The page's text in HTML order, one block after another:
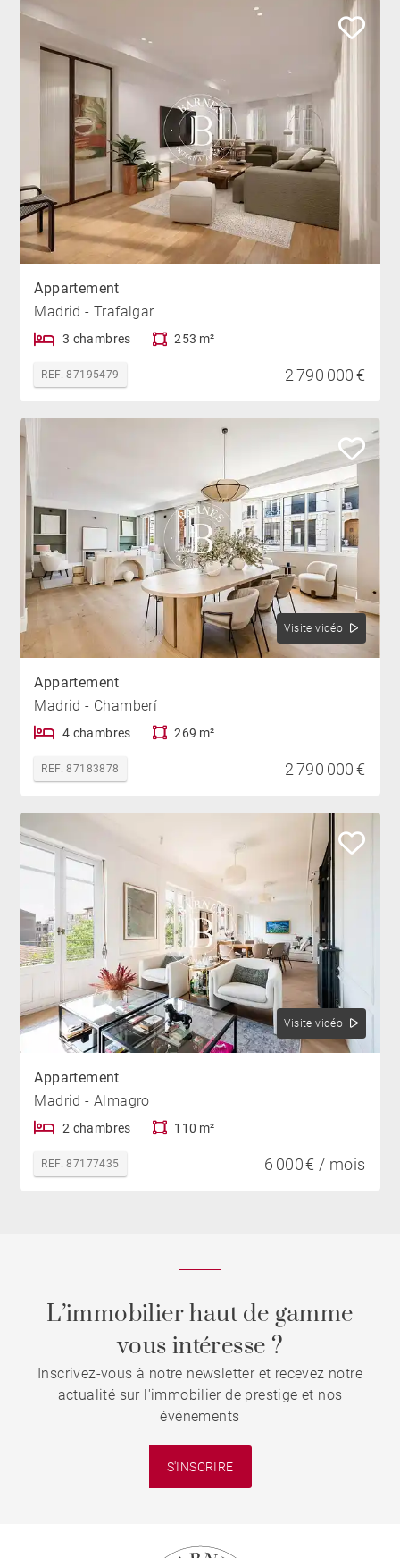
Appartement
Madrid - Trafalgar
3 chambres 253 m²
REF. 87195479 2 790 000 €
Visite vidéo
Appartement
Madrid - Chamberí
4 chambres 269 m²
REF. 87183878 2 790 000 €
Visite vidéo
Appartement
Madrid - Almagro
2 chambres 110 m²
REF. 87177435 6 000 € / mois
L’immobilier haut de gamme
vous intéresse ?
Inscrivez-vous à notre newsletter et recevez notre
actualité sur l'immobilier de prestige et nos
événements
S'INSCRIRE